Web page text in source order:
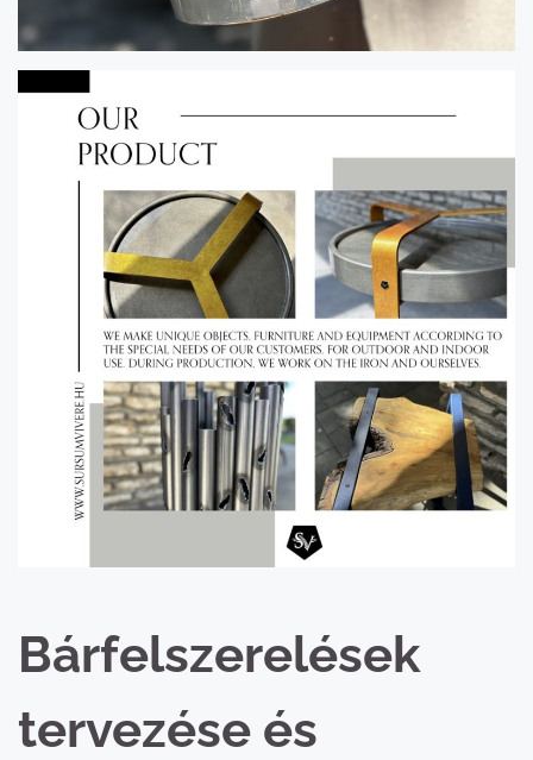
Bárfelszerelések
tervezése és